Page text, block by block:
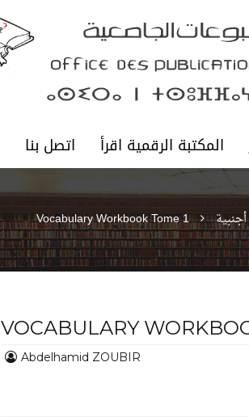
المكتبة الرقمية اقرأ اتصل بنا
Vocabulary Workbook Tome 1
VOCABULARY
Abdelhamid ZOUBIR